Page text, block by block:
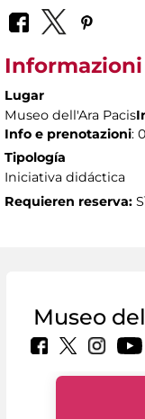
Informazioni
Lugar
Museo dell'Ara Pacis
Info e prenotazioni:
Tipología
Iniciativa didáctica
Requieren reserva:
Museo